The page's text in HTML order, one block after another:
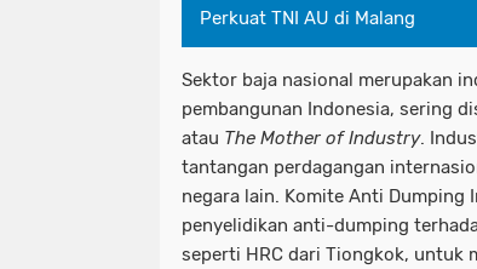
Perkuat TNI AU di Malang
Sektor baja nasional merupakan
pembangunan Indonesia, sering
atau The Mother of Industry.
tantangan perdagangan
negara lain. Komite Anti Dumping
penyelidikan anti-dumping
seperti HRC dari Tiongkok, untuk